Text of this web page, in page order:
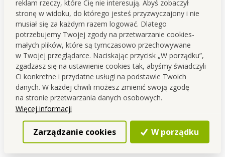
reklam rzeczy, które Cię nie interesują. Abyś zobaczył
stronę w widoku, do którego jesteś przyzwyczajony i nie
musiał się za każdym razem logować. Dlatego
potrzebujemy Twojej zgody na przetwarzanie cookies-
małych plików, które są tymczasowo przechowywane
w Twojej przeglądarce. Naciskając przycisk „W porządku”,
zgadzasz się na ustawienie cookies tak, abyśmy świadczyli
Ci konkretne i przydatne usługi na podstawie Twoich
danych. W każdej chwili możesz zmienić swoją zgodę
na stronie przetwarzania danych osobowych.
Więcej informacji
Zarządzanie cookies W porządku
Filtr drobnych cząsteczekHEPA klasyH13przechwyci
99,95% alergenów.
Filtr HEPA usunie z powietrza do 99,95% cząstek
zanieczyszczających- drobny pył, bakterie, wirusy i alergeny.
Wymiary: 29 x 2,5 x 39,5 cm.
Importer: Vaše Dedra s. r. o., Podhradní 69, Česká Skalice,
Česká republika
Kontakt